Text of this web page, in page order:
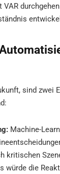
sind zwei
Machine-
kritischen
würde die